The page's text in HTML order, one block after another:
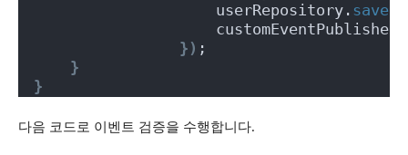
                    userRepository.
save
                    customEventPublisher.
}) ;
}
}
다음 코드로 이벤트 검증을 수행합니다.